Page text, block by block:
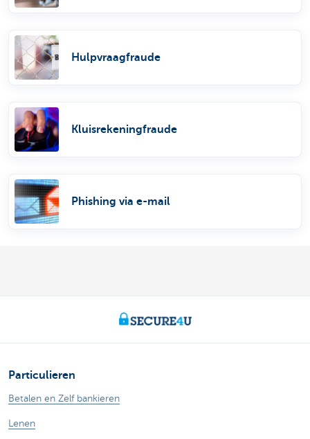
Hulpvraagfraude
Kluisrekeningfraude
Phishing via e-mail
Particulieren
Betalen en Zelf bankieren
Lenen